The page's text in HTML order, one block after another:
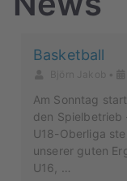
Basketball
Am Sonntag
den Spielbetrieb
U18-Oberliga
unserer guten
U16, …